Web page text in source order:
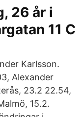
26 år i
11 C
Karlsson.
Alexander
23.2 22.54,
15.2.